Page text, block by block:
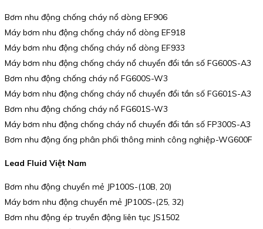
Bơm nhu động chống cháy nổ dòng EF906
Máy bơm nhu động chống cháy nổ dòng EF918
Máy bơm nhu động chống cháy nổ dòng EF933
Máy bơm nhu động chống cháy nổ chuyển đổi tần số FG600S-A3
Bơm nhu động chống cháy nổ FG600S-W3
Máy bơm nhu động chống cháy nổ chuyển đổi tần số FG601S-A3
Bơm nhu động chống cháy nổ FG601S-W3
Máy bơm nhu động chống cháy nổ chuyển đổi tần số FP300S-A3
Bơm nhu động ống phân phối thông minh công nghiệp-WG600F
Lead Fluid Việt Nam
Bơm nhu động chuyển mẻ JP100S-(10B, 20)
Máy bơm nhu động chuyển mẻ JP100S-(25, 32)
Bơm nhu động ép truyền động liên tục JS1502